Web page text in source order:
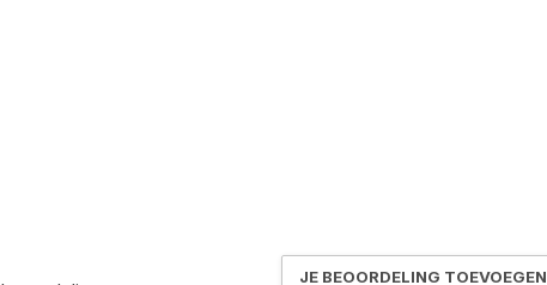
JE BEOORDELING TOEVOEGEN